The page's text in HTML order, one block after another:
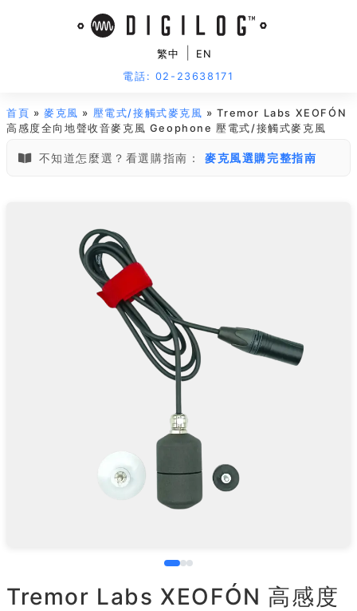
繁中
EN
電話: 02-23638171
首頁 »麥克風 » 壓電式/接觸式麥克風 » Tremor Labs XEOFÓN
高感度全向地聲收音麥克風 Geophone 壓電式/接觸式麥克風
不知道怎麼選？看選購指南： 麥克風選購完整指南
Tremor Labs XEOFÓN 高感度